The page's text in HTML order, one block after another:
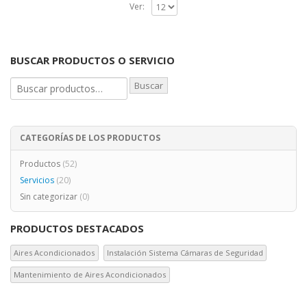
Ver:
BUSCAR PRODUCTOS O SERVICIO
Buscar
CATEGORÍAS DE LOS PRODUCTOS
Productos (52)
Servicios (20)
Sin categorizar (0)
PRODUCTOS DESTACADOS
Aires Acondicionados Instalación Sistema Cámaras de Seguridad
Mantenimiento de Aires Acondicionados